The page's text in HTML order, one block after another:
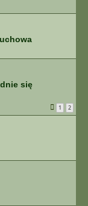
się
1 2